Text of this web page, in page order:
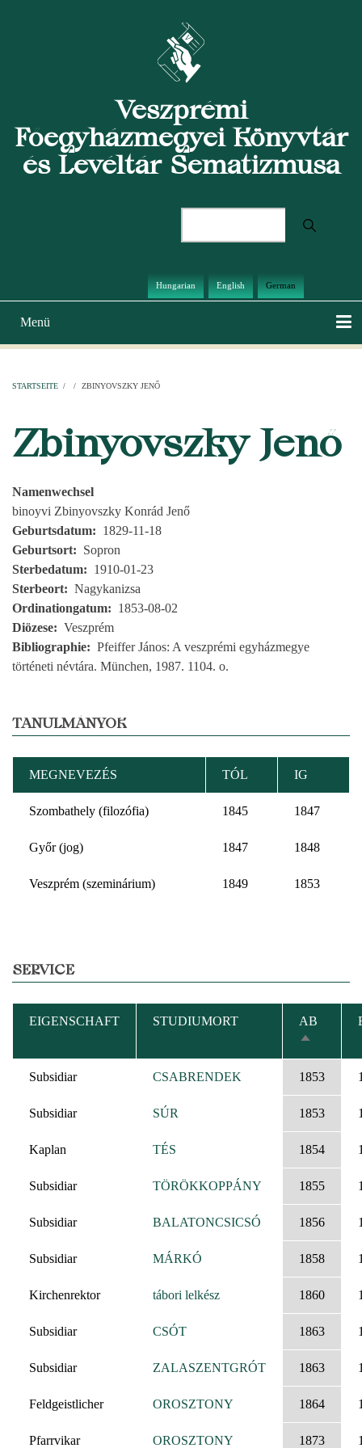
Veszprémi
Főegyházmegyei Könyvtár
és Levéltár Sematizmusa
Hungarian English German
Hauptnavigation
Menü
STARTSEITE / / ZBINYOVSZKY JENŐ
Zbinyovszky Jenő
Namenwechsel
binoyvi Zbinyovszky Konrád Jenő
Geburtsdatum
1829-11-18
Geburtsort
Sopron
Sterbedatum
1910-01-23
Sterbeort
Nagykanizsa
Ordinationgatum
1853-08-02
Diözese
Veszprém
Bibliographie
Pfeiffer János: A veszprémi egyházmegye
történeti névtára. München, 1987. 1104. o.
TANULMÁNYOK
MEGNEVEZÉS TÓL IG
Szombathely (filozófia) 1845 1847
Győr (jog) 1847 1848
Veszprém (szeminárium) 1849 1853
SERVICE
EIGENSCHAFT STUDIUMORT
AB
Subsidiar CSABRENDEK 1853
Subsidiar SÚR 1853
Kaplan TÉS 1854
Subsidiar TÖRÖKKOPPÁNY 1855
Subsidiar BALATONCSICSÓ 1856
Subsidiar MÁRKÓ 1858
Kirchenrektor tábori lelkész 1860
Subsidiar CSÓT 1863
Subsidiar ZALASZENTGRÓT 1863
Feldgeistlicher OROSZTONY 1864
Pfarrvikar OROSZTONY 1873